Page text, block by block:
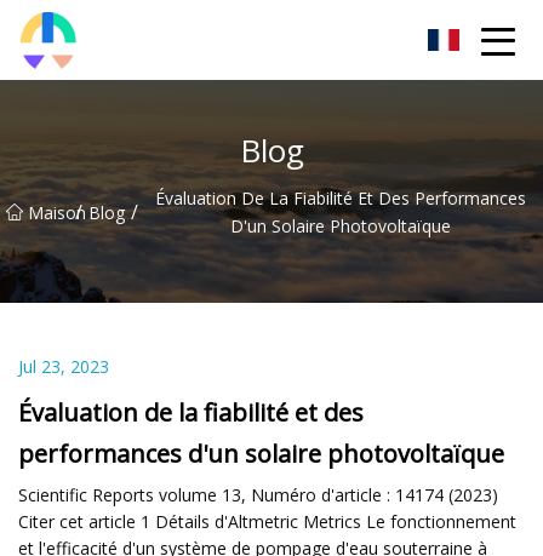
Blog
Maison
/ Blog /
Évaluation De La Fiabilité Et Des Performances
D'un Solaire Photovoltaïque
Jul 23, 2023
Évaluation de la fiabilité et des
performances d'un solaire photovoltaïque
Scientific Reports volume 13, Numéro d'article : 14174 (2023)
Citer cet article 1 Détails d'Altmetric Metrics Le fonctionnement
et l'efficacité d'un système de pompage d'eau souterraine à